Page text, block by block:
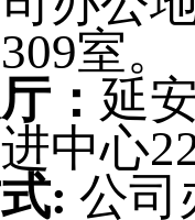
室。
： 延
中心
: 公司